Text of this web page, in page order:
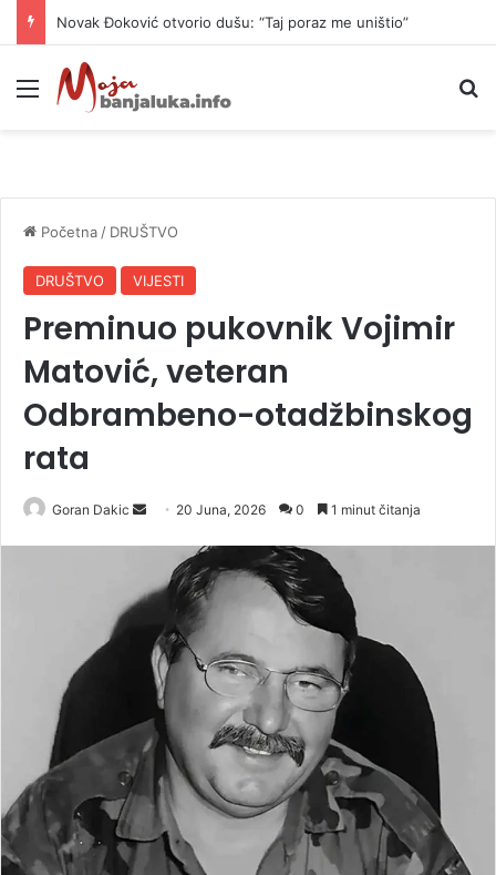
Novak Đoković otvorio dušu: “Taj poraz me uništio”
Meni
Početna / DRUŠTVO
DRUŠTVO VIJESTI
Preminuo pukovnik Vojimir
Matović, veteran
Odbrambeno-otadžbinskog
rata
Goran Dakic
d
e
m
a
i
20 Juna, 2026 0 1 minut čitanja